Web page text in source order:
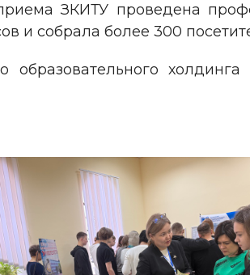
ЗКИТУ проведена
и собрала более 300
образовательного